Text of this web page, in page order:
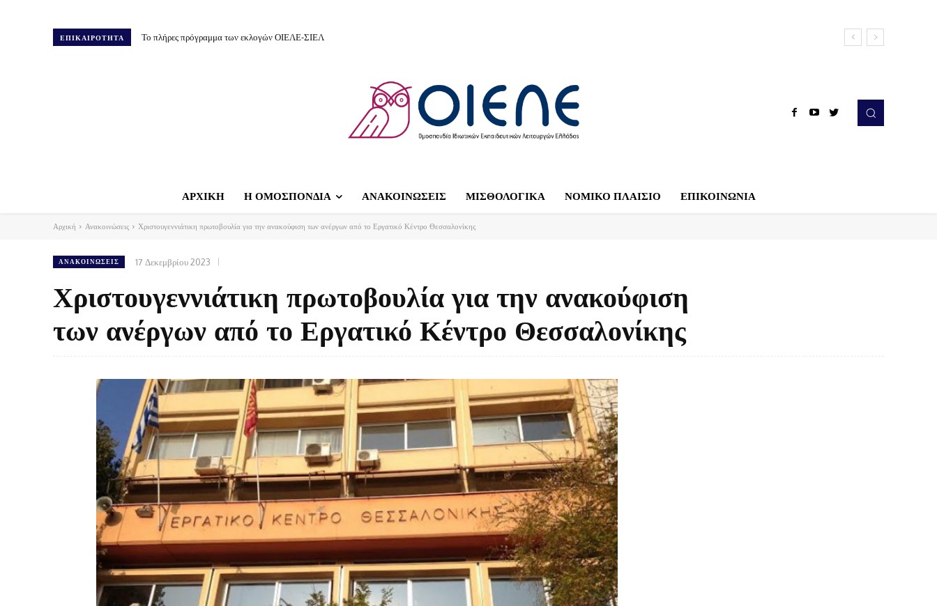
ΕΠΙΚΑΙΡΟΤΗΤΑ Το πλήρες πρόγραμμα των εκλογών ΟΙΕΛΕ-ΣΙΕΛ
ΑΡΧΙΚΗ Η ΟΜΟΣΠΟΝΔΙΑ ΑΝΑΚΟΙΝΩΣΕΙΣ ΜΙΣΘΟΛΟΓΙΚΑ ΝΟΜΙΚΟ ΠΛΑΙΣΙΟ ΕΠΙΚΟΙΝΩΝΙΑ
Αρχική Ανακοινώσεις Χριστουγεννιάτικη πρωτοβουλία για την ανακούφιση των ανέργων από το Εργατικό Κέντρο Θεσσαλονίκης
ΑΝΑΚΟΙΝΏΣΕΙΣ 17 Δεκεμβρίου 2023
Χριστουγεννιάτικη πρωτοβουλία για την ανακούφιση
των ανέργων από το Εργατικό Κέντρο Θεσσαλονίκης